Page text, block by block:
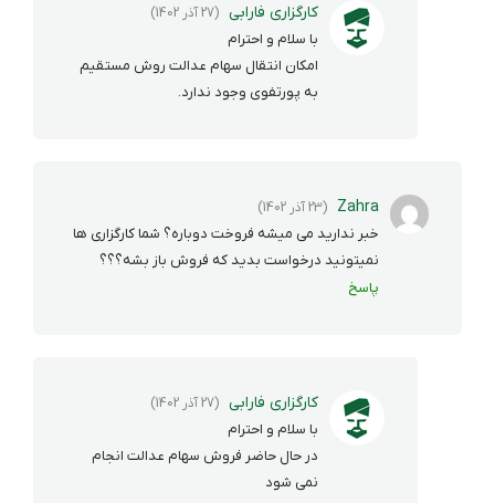
کارگزاری فارابی (27 آذر 1402)
با سلام و احترام
امکان انتقال سهام عدالت روش مستقیم
به پورتفوی وجود ندارد.
Zahra (23 آذر 1402)
خبر ندارید می میشه فروخت دوباره؟ شما کارگزاری ها
نمیتونید درخواست بدید که فروش باز بشه؟؟؟
پاسخ
کارگزاری فارابی (27 آذر 1402)
با سلام و احترام
در حال حاضر فروش سهام عدالت انجام
نمی شود